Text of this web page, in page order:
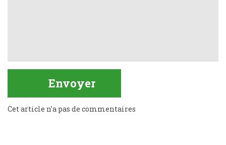
Cet article n'a pas de commentaires